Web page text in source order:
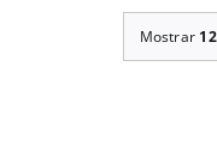
Mostrar